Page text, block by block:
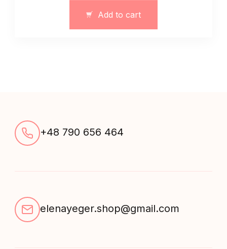
Add to cart
+48 790 656 464
elenayeger.shop@gmail.com